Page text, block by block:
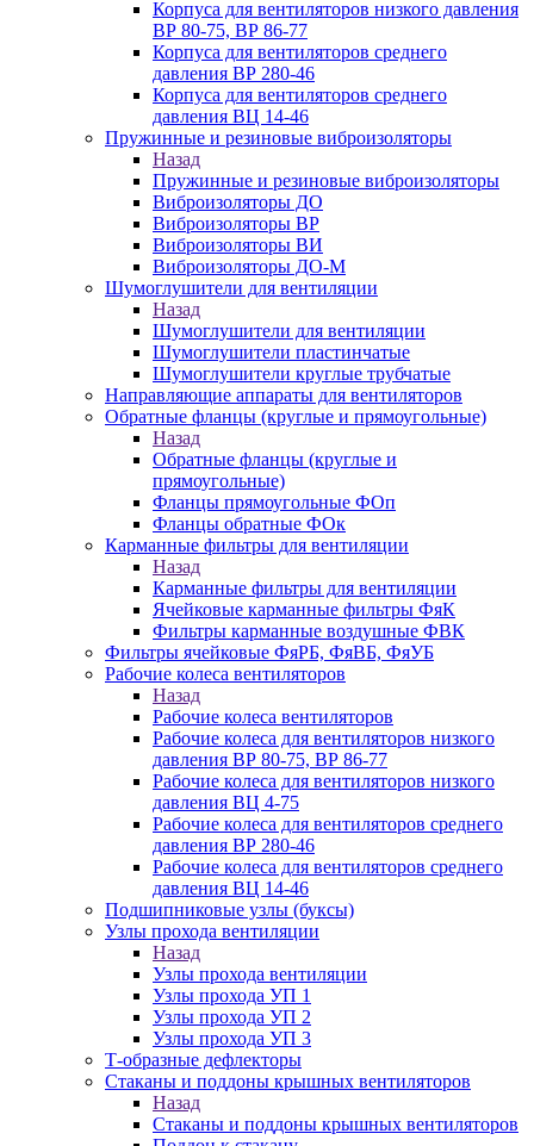
Корпуса для вентиляторов низкого давления
ВР 80-75, ВР 86-77
Корпуса для вентиляторов среднего
давления ВР 280-46
Корпуса для вентиляторов среднего
давления ВЦ 14-46
Пружинные и резиновые виброизоляторы
Назад
Пружинные и резиновые виброизоляторы
Виброизоляторы ДО
Виброизоляторы ВР
Виброизоляторы ВИ
Виброизоляторы ДО-М
Шумоглушители для вентиляции
Назад
Шумоглушители для вентиляции
Шумоглушители пластинчатые
Шумоглушители круглые трубчатые
Направляющие аппараты для вентиляторов
Обратные фланцы (круглые и прямоугольные)
Назад
Обратные фланцы (круглые и
прямоугольные)
Фланцы прямоугольные ФОп
Фланцы обратные ФОк
Карманные фильтры для вентиляции
Назад
Карманные фильтры для вентиляции
Ячейковые карманные фильтры ФяК
Фильтры карманные воздушные ФВК
Фильтры ячейковые ФяРБ, ФяВБ, ФяУБ
Рабочие колеса вентиляторов
Назад
Рабочие колеса вентиляторов
Рабочие колеса для вентиляторов низкого
давления ВР 80-75, ВР 86-77
Рабочие колеса для вентиляторов низкого
давления ВЦ 4-75
Рабочие колеса для вентиляторов среднего
давления ВР 280-46
Рабочие колеса для вентиляторов среднего
давления ВЦ 14-46
Подшипниковые узлы (буксы)
Узлы прохода вентиляции
Назад
Узлы прохода вентиляции
Узлы прохода УП 1
Узлы прохода УП 2
Узлы прохода УП 3
Т-образные дефлекторы
Стаканы и поддоны крышных вентиляторов
Назад
Стаканы и поддоны крышных вентиляторов